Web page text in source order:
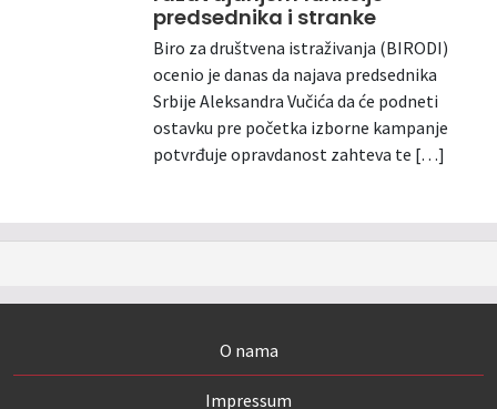
predsednika i stranke
Biro za društvena istraživanja (BIRODI)
ocenio je danas da najava predsednika
Srbije Aleksandra Vučića da će podneti
ostavku pre početka izborne kampanje
potvrđuje opravdanost zahteva te […]
O nama
Impressum